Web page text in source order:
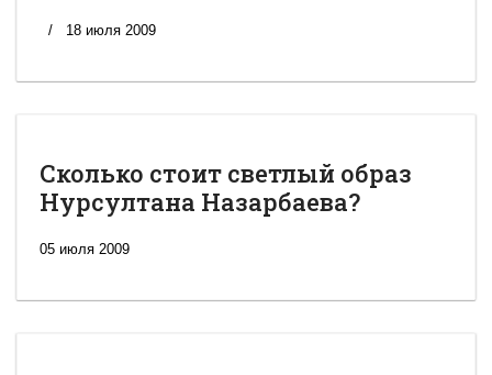
18 июля 2009
Сколько стоит светлый образ
Нурсултана Назарбаева?
05 июля 2009